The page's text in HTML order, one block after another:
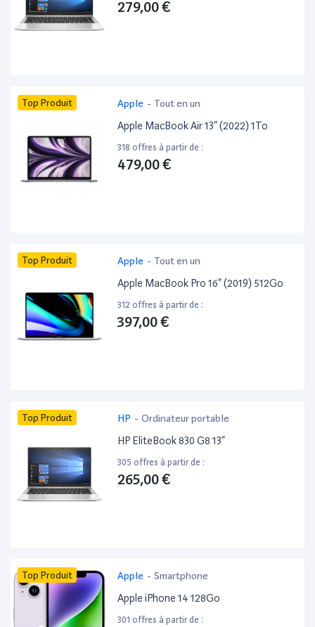
279,00 €
Top Produit Apple - Tout en un
Apple MacBook Air 13” (2022) 1To
318 offres à partir de :
479,00 €
Top Produit Apple - Tout en un
Apple MacBook Pro 16” (2019) 512Go
312 offres à partir de :
397,00 €
Top Produit HP - Ordinateur portable
HP EliteBook 830 G8 13”
305 offres à partir de :
265,00 €
Top Produit Apple - Smartphone
Apple iPhone 14 128Go
301 offres à partir de :